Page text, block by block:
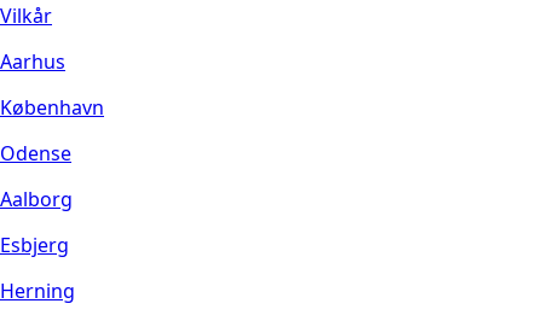
Vilkår
Aarhus
København
Odense
Aalborg
Esbjerg
Herning